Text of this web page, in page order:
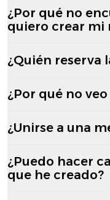
¿Por qué no
quiero crear mi
¿Quién reserva
¿Por qué no
¿Unirse a una
¿Puedo hacer
que he creado?